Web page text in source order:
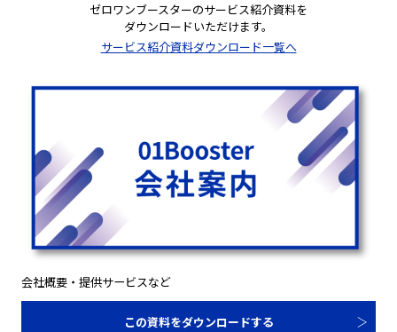
ゼロワンブースターのサービス紹介資料を
ダウンロードいただけます。
サービス紹介資料ダウンロード一覧へ
会社概要・提供サービスなど
この資料をダウンロードする